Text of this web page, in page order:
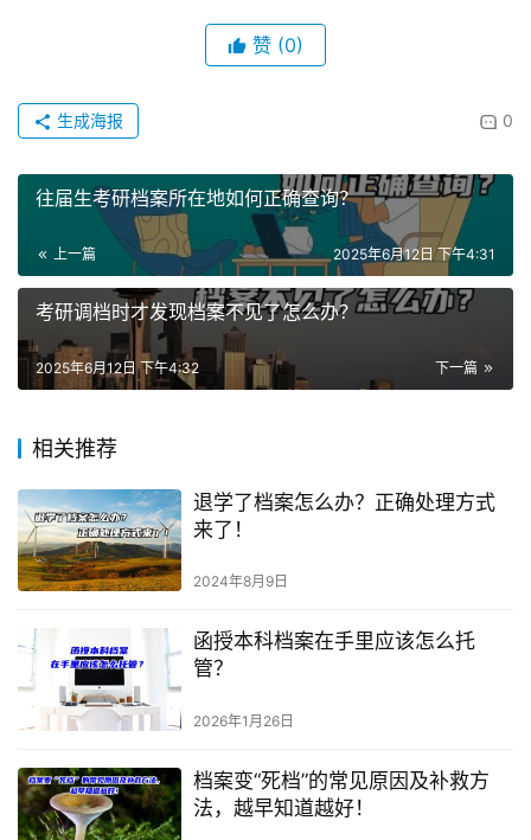
赞 (0)
0
生成海报
往届生考研档案所在地如何正确查询？
上一篇 2025年6月12日 下午4:31
考研调档时才发现档案不见了怎么办？
下一篇
2025年6月12日 下午4:32
相关推荐
退学了档案怎么办？正确处理方式
来了！
2024年8月9日
函授本科档案在手里应该怎么托
管？
2026年1月26日
档案变“死档”的常见原因及补救方
法，越早知道越好！